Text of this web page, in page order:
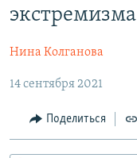
основному
Вернутся
навигации
Вернутся
МНЕНИЯ
КУЛЬТУРА
IDEL.РЕАЛИИ
экстремизма
Нина Колганова
14 сентября 2021
Поделиться